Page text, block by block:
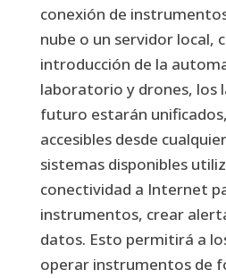
conexión de
nube o un servidor local,
introducción de la
laboratorio y drones, los
futuro estarán
accesibles desde
sistemas disponibles
conectividad a Internet
instrumentos, crear
datos. Esto permitirá a
operar instrumentos de